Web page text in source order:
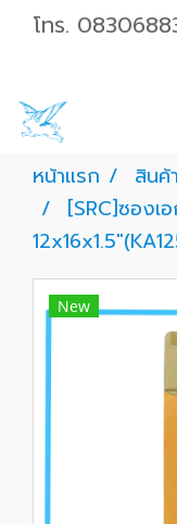
โทร.
หน้าแรก สินค้
[SRC]ซองเ
New